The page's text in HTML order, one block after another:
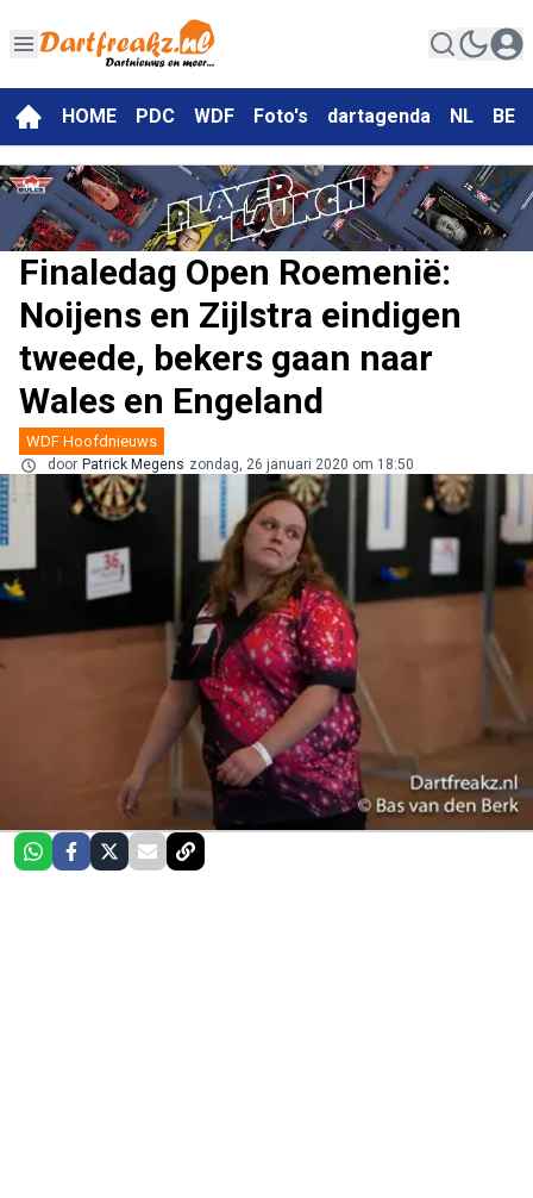
HOME PDC WDF Foto's dartagenda NL BE
Finaledag Open Roemenië:
Noijens en Zijlstra eindigen
tweede, bekers gaan naar
Wales en Engeland
WDF Hoofdnieuws
door Patrick Megens zondag, 26 januari 2020 om 18:50